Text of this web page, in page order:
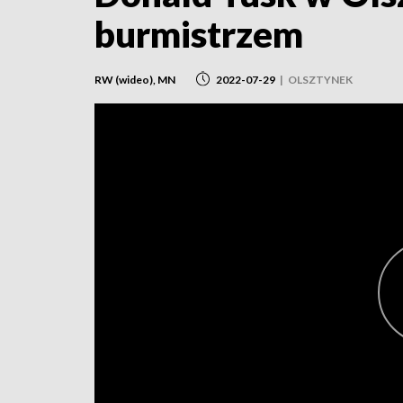
burmistrzem
RW (wideo), MN 2022-07-29 | OLSZTYNEK